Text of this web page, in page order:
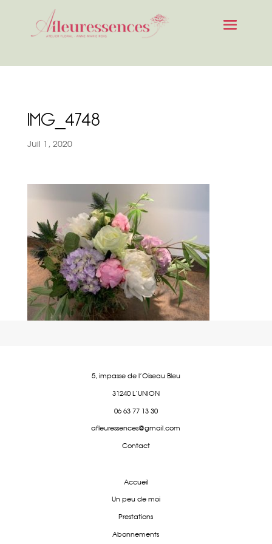
IMG_4748
Juil 1, 2020
5, impasse de l'Oiseau Bleu
31240 L'UNION
06 63 77 13 30
afleuressences@gmail.com
Contact
Accueil
Un peu de moi
Prestations
Abonnements